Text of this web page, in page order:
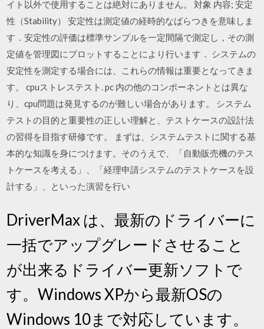
イト以外で使用することは絶対にありません。 対象 内容; 安定
性（Stability） 安定性は測定値の経時的なばらつきを意味しま
す．安定性の評価は標準サンプルを一定間隔で測定し，その測
定値を管理図にプロットすることにより行います． システムの
安定性を測定する場合には、これらの情報は重要となってきま
す。 cpuストレステスト. pc 内の他のコンポーネントとは異な
り、cpu問題は発見するのが難しい場合があります。 システム
テストの目的と重要性の正しい理解と、テストケースの設計法
の習得を目指す研修です。 まずは、システムテストに関する基
本的な知識を身につけます。そのうえで、「自動販売機のテス
トケースを考える」、「経理申請システムのテストケースを設
計する」、といった演習を行い
DriverMax は、最新のドライバーに
一括でアップグレードさせること
が出来るドライバー更新ソフトで
す。Windows XPから最新OSの
Windows 10まで対応しています。